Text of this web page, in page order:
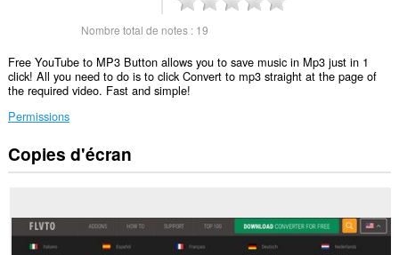
Nombre total de notes : 19
Free YouTube to MP3 Button allows you to save music in Mp3 just in 1
click! All you need to do is to click Convert to mp3 straight at the page of
the required video. Fast and simple!
Permissions
Cette
extension
données
Copies d'écran